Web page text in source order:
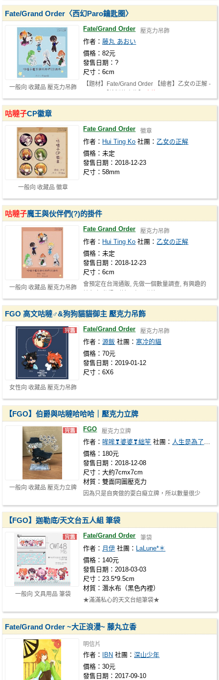
一般向 收藏品 壓克力吊飾
Fate/Grand Order〈西幻Paro鑰匙圈〉
Fate/Grand Order 壓克力吊飾
作者：藤丸 あおい
價格：82元
發售日期：?
尺寸：6cm
【題材】Fate/Grand Order 【繪者】乙女の正解 -
一般向 收藏品 徽章
咕噠子CP徽章
Fate Grand Order 徽章
作者： Hui Ting Ko 社團： 乙女の正解
價格：未定
發售日期：2018-12-23
尺寸：58mm
一般向 收藏品 壓克力吊飾
咕噠子魔王與伙伴們(?)的掛件
Fate Grand Order 壓克力吊飾
作者： Hui Ting Ko 社團： 乙女の正解
價格：未定
發售日期：2018-12-23
尺寸：6cm
會預定在台灣通販, 先做一個數量調查, 有興趣的
女性向 收藏品 壓克力吊飾
FGO 高文咕噠♂&狗狗貓貓御主 壓克力吊飾
Fate/Grand Order 壓克力吊飾
作者：源飯 社團：寒冷的貓
價格：70元
發售日期：2019-01-12
尺寸：6X6
一般向 收藏品 壓克力立牌
【FGO】伯爵與咕噠哈哈哈｜壓克力立牌
FGO 壓克力立牌
作者： 哞哞❣婆婆❣絀笙 社團： 人生是為了蛋而活
價格：180元
發售日期：2018-12-08
尺寸：大約7cmx7cm
材質：雙面同圖壓克力
因為只是自爽做的耍白癡立牌，所以數量很少
一般向 文具用品 筆袋
【FGO】迦勒底/天文台五人組 筆袋
Fate/Grand Order 筆袋
作者： 月伊 社團： LaLune*＊
價格：140元
發售日期：2018-03-03
尺寸：23.5*9.5cm
材質：潛水布（黑色內裡）
★滿滿私心的天文台組筆袋★
Fate/Grand Order ~大正浪漫~ 藤丸立香
明信片
作者： IBN 社團：深山少年
價格：30元
發售日期：2017-09-10